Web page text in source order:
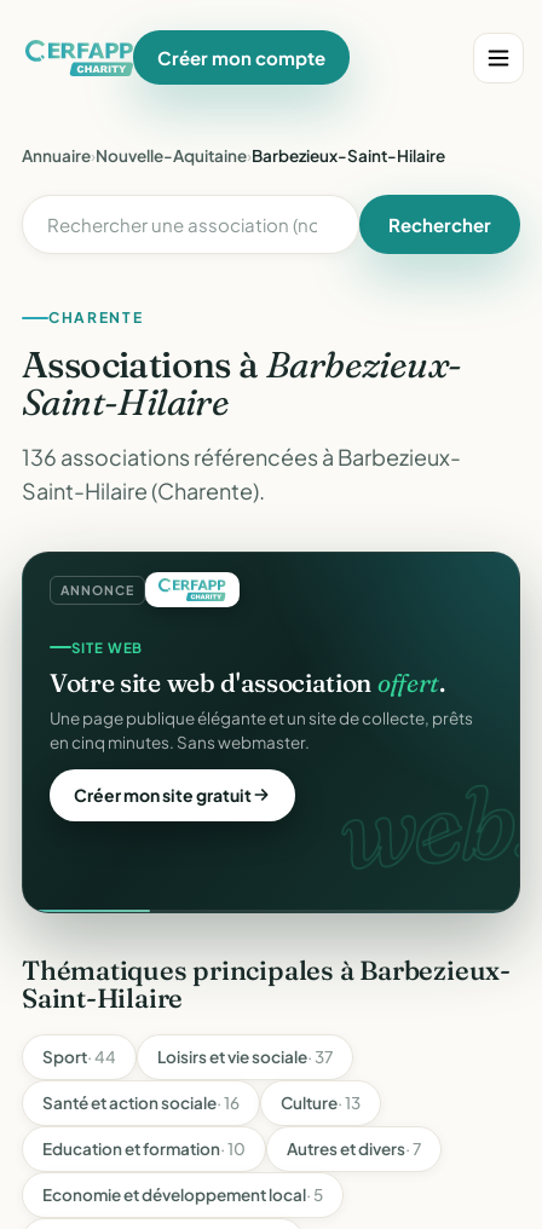
Créer mon compte
Annuaire›Nouvelle-Aquitaine›Barbezieux-Saint-Hilaire
Rechercher
CHARENTE
Associations àBarbezieux-
Saint-Hilaire
136 associations référencées à Barbezieux-
Saint-Hilaire (Charente).
ANNONCE
web.
SITE WEB
Votre site web d'association offert.
Une page publique élégante et un site de collecte, prêts
en cinq minutes. Sans webmaster.
Créer mon site gratuit
Thématiques principales à Barbezieux-
Saint-Hilaire
Sport· 44 Loisirs et vie sociale· 37
Santé et action sociale· 16 Culture· 13
Education et formation· 10 Autres et divers· 7
Economie et développement local· 5